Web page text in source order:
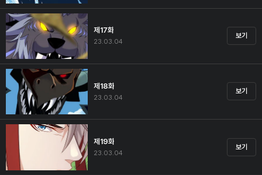
제17화
23.03.04
보기
제18화
23.03.04
보기
제19화
23.03.04
보기